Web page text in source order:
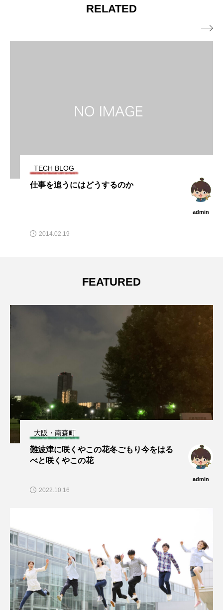
RELATED
TECH BLOG
仕事を追うにはどうするのか
admin
2014.02.19

FEATURED
大阪・南森町
難波津に咲くやこの花冬ごもり今をはる
べと咲くやこの花
admin
2022.10.16